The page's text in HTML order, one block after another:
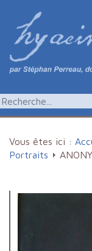
Vous êtes ici :
Portraits